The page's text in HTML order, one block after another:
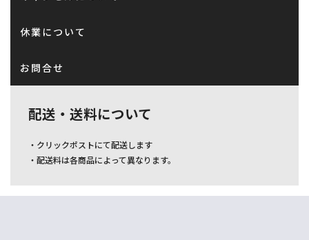
休業について
お問合せ
配送・送料について
・クリックポストにて配送します
・配送料は各商品によって異なります。